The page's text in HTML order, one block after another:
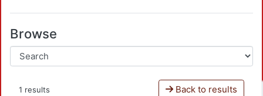
Browse
1 results Back to results